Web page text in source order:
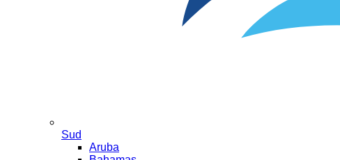
Sud
Aruba